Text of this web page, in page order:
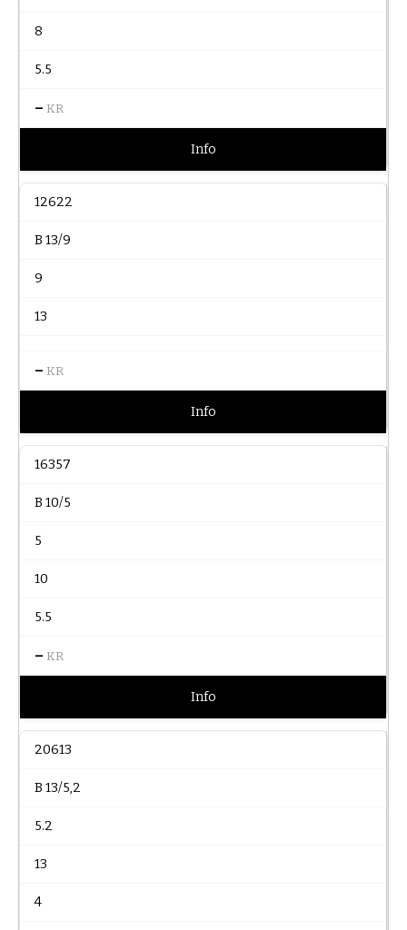
8
5.5
– KR
Info
12622
B 13/9
9
13
– KR
Info
16357
B 10/5
5
10
5.5
– KR
Info
20613
B 13/5,2
5.2
13
4